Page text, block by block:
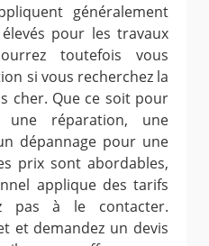
généralement
pour les travaux
toutefois vous
si vous recherchez la
cher. Que ce soit pour
une réparation, une
dépannage pour une
prix sont abordables,
applique des tarifs
pas à le contacter.
et demandez un devis